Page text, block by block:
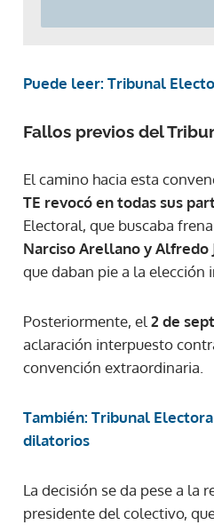
Puede leer: Tribunal
Fallos previos del
El camino hacia esta
TE revocó en todas sus
Electoral, que buscaba
Narciso Arellano y Alfredo
que daban pie a la elección
Posteriormente, el 2 de
aclaración interpuesto
convención extraordinaria.
También: Tribunal
dilatorios
La decisión se da pese a la
presidente del colectivo,